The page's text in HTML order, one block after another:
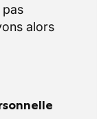
pas
alors